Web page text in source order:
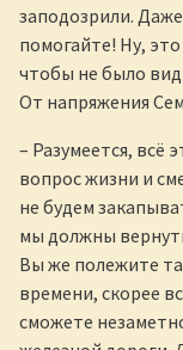
заподозрили.
помогайте! Ну,
чтобы не было
От напряжения
– Разумеется, всё
вопрос жизни и
не будем
мы должны
Вы же полежите
времени, скорее
сможете